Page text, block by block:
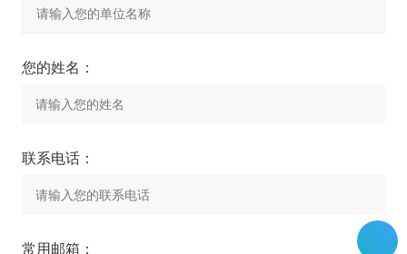
您的姓名：
联系电话：
常用邮箱：